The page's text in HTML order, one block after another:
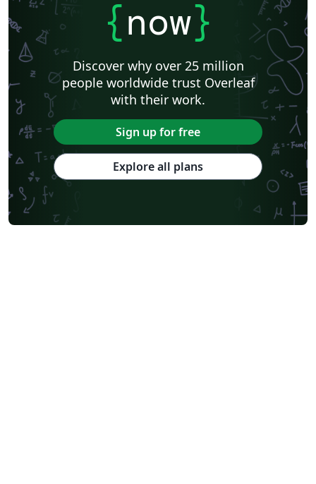
{now}
Discover why over 25 million
people worldwide trust Overleaf
with their work.
Sign up for free
Explore all plans